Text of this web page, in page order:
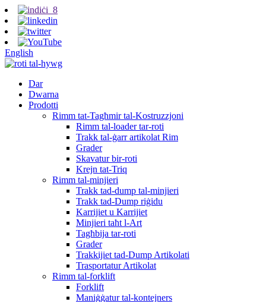
English
Dar
Dwarna
Prodotti
Rimm tat-Tagħmir tal-Kostruzzjoni
Rimm tal-loader tar-roti
Trakk tal-ġarr artikolat Rim
Grader
Skavatur bir-roti
Krejn tat-Triq
Rimm tal-minjieri
Trakk tad-dump tal-minjieri
Trakk tad-Dump riġidu
Karrijiet u Karrijiet
Minjieri taħt l-Art
Tagħbija tar-roti
Grader
Trakkijiet tad-Dump Artikolati
Trasportatur Artikolat
Rimm tal-forklift
Forklift
Maniġġatur tal-kontejners